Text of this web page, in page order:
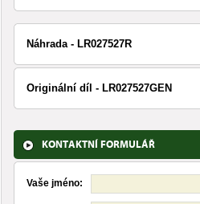
Náhrada - LR027527R
Originální díl - LR027527GEN
KONTAKTNÍ FORMULÁŘ
Vaše jméno: